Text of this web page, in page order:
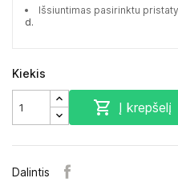
Išsiuntimas pasirinktu
d.
Kiekis
 Į krepšelį
Dalintis